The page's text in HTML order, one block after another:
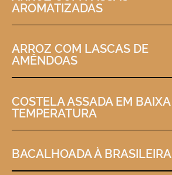
AROMATIZADAS
ARROZ COM LASCAS DE
AMÊNDOAS
COSTELA ASSADA EM BAIXA
TEMPERATURA
BACALHOADA À BRASILEIRA